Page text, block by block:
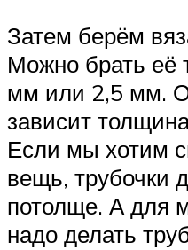
Затем берём
Можно брать
мм или 2,5 мм.
зависит
Если мы хотим
вещь, трубочки
потолще. А для
надо делать